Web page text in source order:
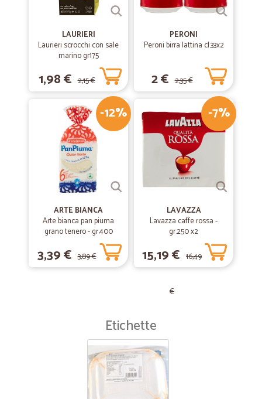
LAURIERI
Laurieri scrocchi con sale
marino gr175
1,98 € 2,15 €
PERONI
Peroni birra lattina cl.33x2
2 € 2,35 €
-12%
ARTE BIANCA
Arte bianca pan piuma
grano tenero - gr.400
3,39 € 3,89 €
-7%
LAVAZZA
Lavazza caffe rossa -
gr.250 x2
15,19 € 16,49
€
Etichette